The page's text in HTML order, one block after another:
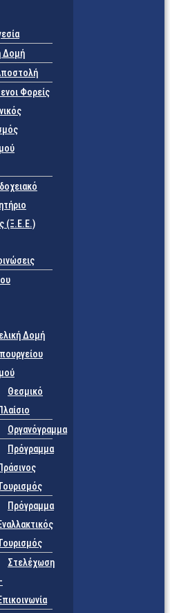
Δομή
Φορείς
(Ξ.Ε.Ε.)
Δομή
Θεσμικό
Οργανόγραμμα
Πρόγραμμα
Πρόγραμμα
Στελέχωση